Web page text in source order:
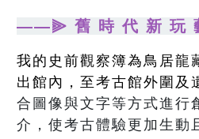
——⫸ 舊 時 代 新 玩
我的史前觀察簿為鳥居龍
出館內，至考古館外圍及
合圖像與文字等方式進行
介，使考古體驗更加生動